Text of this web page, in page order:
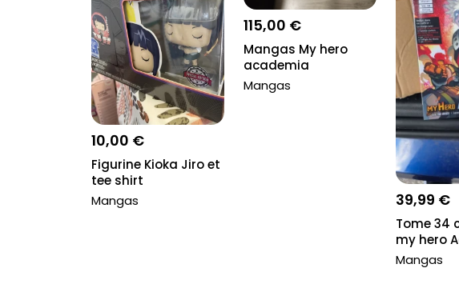
10,00 €
Figurine Kioka Jiro et
tee shirt
Mangas
115,00 €
Mangas My hero
academia
Mangas
39,99 €
Tome 34
my hero
Mangas